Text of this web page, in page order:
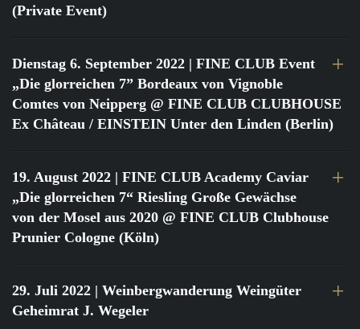
(Private Event)
Dienstag 6. September 2022 | FINE CLUB Event
„Die glorreichen 7” Bordeaux von Vignoble
Comtes von Neipperg @ FINE CLUB CLUBHOUSE
Ex Château / EINSTEIN Unter den Linden (Berlin)
19. August 2022 | FINE CLUB Academy Caviar
„Die glorreichen 7“ Riesling Große Gewächse
von der Mosel aus 2020 @ FINE CLUB Clubhouse
Prunier Cologne (Köln)
29. Juli 2022 | Weinbergwanderung Weingüter
Geheimrat J. Wegeler